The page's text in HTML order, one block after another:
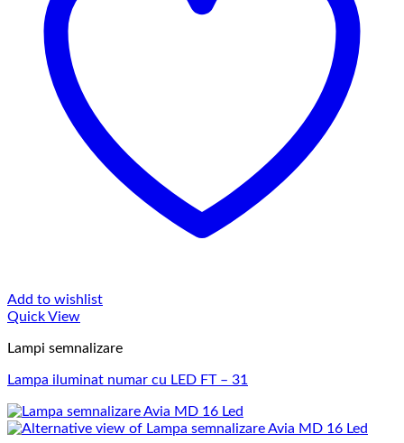
Add to wishlist
Quick View
Lampi semnalizare
Lampa iluminat numar cu LED FT – 31